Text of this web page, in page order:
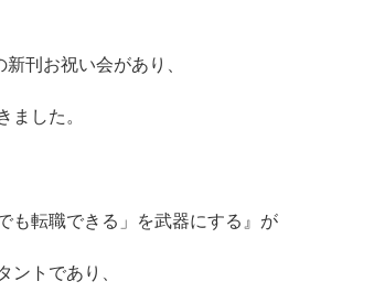
刊お祝い会があり、
ました。
も転職できる」を武器にする』が
ントであり、